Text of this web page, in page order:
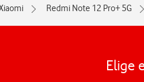
Redmi Note 12 Pro+ 5G
Elige